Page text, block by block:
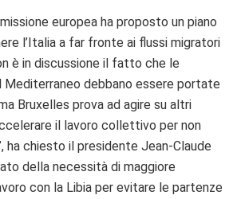
europea ha proposto un piano
l’Italia a far fronte ai flussi migratori
è in discussione il fatto che le
Mediterraneo debbano essere portate
Bruxelles prova ad agire su altri
il lavoro collettivo per non
ha chiesto il presidente Jean-Claude
della necessità di maggiore
con la Libia per evitare le partenze